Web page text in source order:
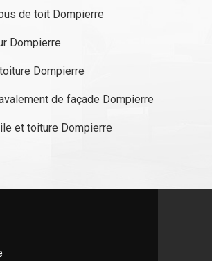
de toit Dompierre
Dompierre
Dompierre
de façade Dompierre
et toiture Dompierre